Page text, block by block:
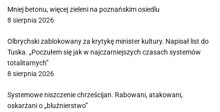
Mniej betonu, więcej zieleni na poznańskim osiedlu
8 sierpnia 2026
Olbrychski zablokowany za krytykę minister kultury. Napisał list do
Tuska. „Poczułem się jak w najczarniejszych czasach systemów
totalitarnych”
8 sierpnia 2026
Systemowe niszczenie chrześcijan. Rabowani, atakowani,
oskarżani o „bluźnierstwo”